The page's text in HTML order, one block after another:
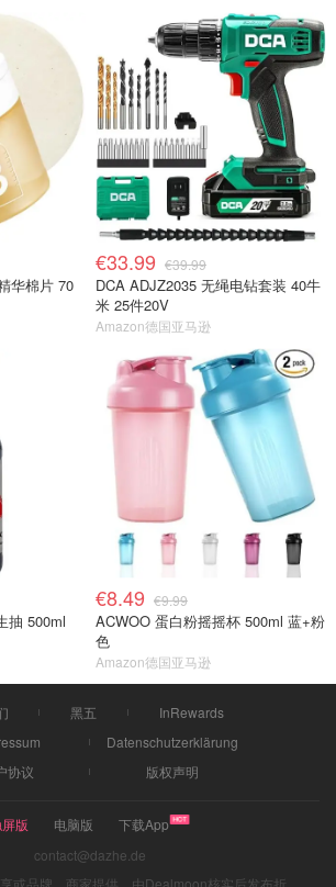
华棉片 70
€33.99 €39.99
DCA ADJZ2035 无绳电钻套装 40牛
米 25件20V
Amazon德国亚马逊
抽 500ml
€8.49 €9.99
ACWOO 蛋白粉摇摇杯 500ml 蓝+粉
色
Amazon德国亚马逊
黑五
InRewards
Datenschutzerklärung
协议
版权声明
版 电脑版
下载App
contact@dazhe.de
或品牌、商家提供，由Dealmoon核实后发布折